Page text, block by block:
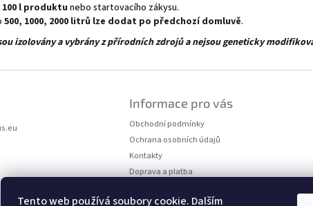
Tento web používá soubory cookie. Dalším
l produktu nebo startovacího zákysu.
500, 1000, 2000 litrů lze dodat po předchozí domluvě.
izolovány a vybrány z přírodních zdrojů a nejsou geneticky
Informace pro vás
Obchodní podmínky
Ochrana osobních údajů
Kontakty
Doprava a platba
BLOG